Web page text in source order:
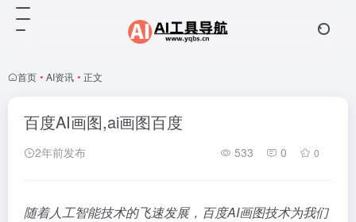
首页 • AI资讯 • 正文
百度AI画图,ai画图百度
2年前发布 533 0 0
随着人工智能技术的飞速发展，百度AI画图技术为我们